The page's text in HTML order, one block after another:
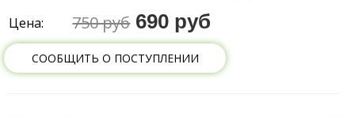
Цена: 750 руб 690 руб
СООБЩИТЬ О ПОСТУПЛЕНИИ